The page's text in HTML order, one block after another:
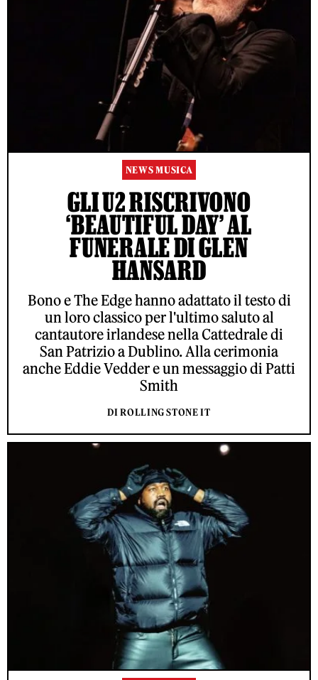
NEWS MUSICA
GLI U2 RISCRIVONO
‘BEAUTIFUL DAY’ AL
FUNERALE DI GLEN
HANSARD
Bono e The Edge hanno adattato il testo di
un loro classico per l'ultimo saluto al
cantautore irlandese nella Cattedrale di
San Patrizio a Dublino. Alla cerimonia
anche Eddie Vedder e un messaggio di Patti
Smith
DI ROLLING STONE IT